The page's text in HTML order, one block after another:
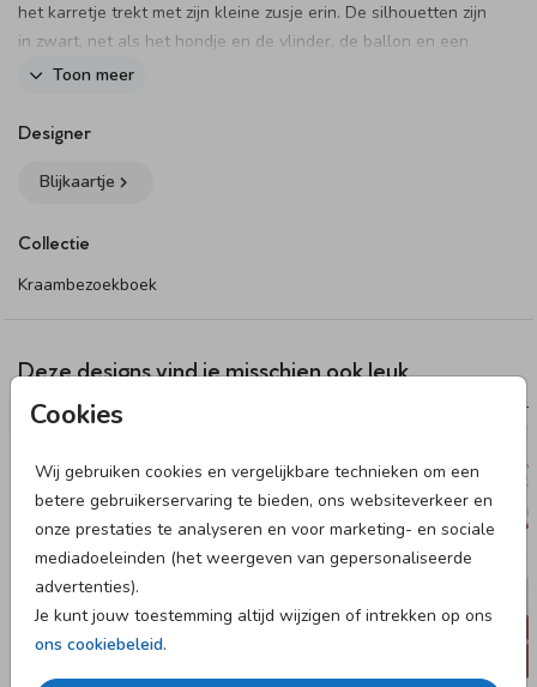
Cookies
Wij gebruiken cookies en vergelijkbare technieken om een
betere gebruikerservaring te bieden, ons websiteverkeer en
onze prestaties te analyseren en voor marketing- en sociale
mediadoeleinden (het weergeven van gepersonaliseerde
advertenties).
Je kunt jouw toestemming altijd wijzigen of intrekken op ons
ons cookiebeleid.
het karretje trekt met zijn kleine zusje erin. De silhouetten zijn
in zwart, net als het hondje en de vlinder, de ballon en een
klein hartje zijn wit.
Specificaties kraambezoekboek:
- Boekomslag: te personaliseren met een eigen ontwerp of
afgeraden
- Kleuren: door verschillen in materiaal kan er een
geboortekaartjes
Dit product maakt onderdeel uit vandeze set.
Toon meer
Designer
Blijkaartje
Collectie
Kraambezoekboek
Deze designs vind je misschien ook leuk
KRAAMBEZOEKBOEK 25 X 25 CM I